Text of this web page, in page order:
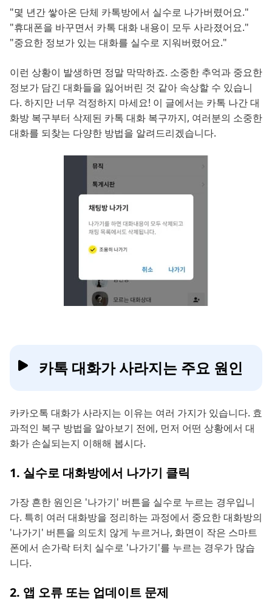
"몇 년간 쌓아온 단체 카톡방에서 실수로 나가버렸어요."
"휴대폰을 바꾸면서 카톡 대화 내용이 모두 사라졌어요."
"중요한 정보가 있는 대화를 실수로 지워버렸어요."
이런 상황이 발생하면 정말 막막하죠. 소중한 추억과 중요한
정보가 담긴 대화들을 잃어버린 것 같아 속상할 수 있습니
다. 하지만 너무 걱정하지 마세요! 이 글에서는 카톡 나간 대
화방 복구부터 삭제된 카톡 대화 복구까지, 여러분의 소중한
대화를 되찾는 다양한 방법을 알려드리겠습니다.
카톡 대화가 사라지는 주요 원인
카카오톡 대화가 사라지는 이유는 여러 가지가 있습니다. 효
과적인 복구 방법을 알아보기 전에, 먼저 어떤 상황에서 대
화가 손실되는지 이해해 봅시다.
1. 실수로 대화방에서 나가기 클릭
가장 흔한 원인은 '나가기' 버튼을 실수로 누르는 경우입니
다. 특히 여러 대화방을 정리하는 과정에서 중요한 대화방의
'나가기' 버튼을 의도치 않게 누르거나, 화면이 작은 스마트
폰에서 손가락 터치 실수로 '나가기'를 누르는 경우가 많습
니다.
2. 앱 오류 또는 업데이트 문제